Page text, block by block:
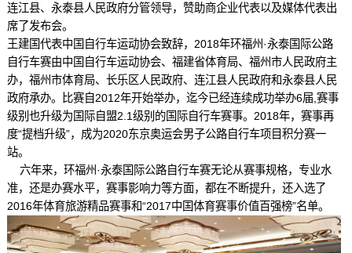
连江县、永泰县人民政府分管领导，赞助商企业代表以及媒体代表出
席了发布会。
王建国代表中国自行车运动协会致辞，2018年环福州·永泰国际公路
自行车赛由中国自行车运动协会、福建省体育局、福州市人民政府主
办，福州市体育局、长乐区人民政府、连江县人民政府和永泰县人民
政府承办。比赛自2012年开始举办，迄今已经连续成功举办6届,赛事
级别也升级为国际自盟2.1级别的国际自行车赛事。2018年，赛事再
度“提档升级”，成为2020东京奥运会男子公路自行车项目积分赛一
站。
六年来，环福州·永泰国际公路自行车赛无论从赛事规格，专业水
准，还是办赛水平，赛事影响力等方面，都在不断提升，还入选了
2016年体育旅游精品赛事和“2017中国体育赛事价值百强榜”名单。